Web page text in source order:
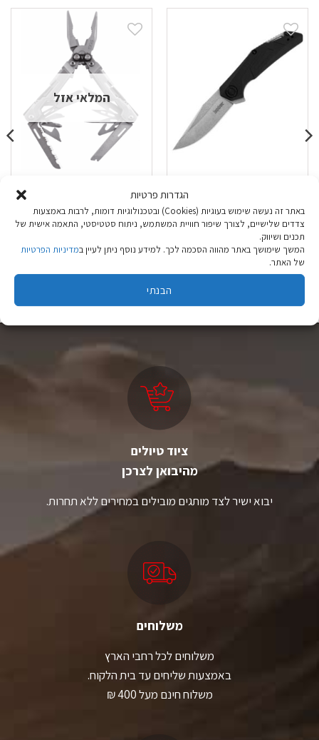
הגדרות פרטיות
באתר זה נעשה שימוש בעוגיות (Cookies) ובטכנולוגיות דומות, לרבות באמצעות
צדדים שלישיים, לצורך שיפור חוויית המשתמש, ניתוח סטטיסטי, התאמה אישית של
תכנים ושיווק.
המשך שימושך באתר מהווה הסכמה לכך. למידע נוסף ניתן לעיין במדיניות הפרטיות
של האתר.
הבנתי
₪239.90
הוספה לסל
המלאי אזל
Pint
₪249.90
מידע נוסף
ציוד טיולים
מהיבואן לצרכן
יבוא ישיר לצד מותגים מובילים במחירים ללא תחרות.
משלוחים
משלוחים לכל רחבי הארץ
באמצעות שליחים עד בית הלקוח.
משלוח חינם מעל 400 ₪